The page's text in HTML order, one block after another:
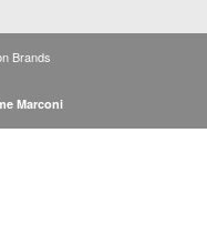
Brands
Marconi